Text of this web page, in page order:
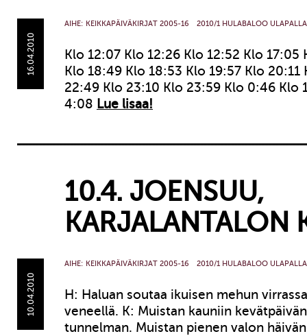
16.04.2010
AIHE: KEIKKAPÄIVÄKIRJAT 2005-16 2010/1 HULABALOO ULAPALLA
Klo 12:07 Klo 12:26 Klo 12:52 Klo 17:05
Klo 18:49 Klo 18:53 Klo 19:57 Klo
22:49 Klo 23:10 Klo 23:59 Klo 0:46 Klo
4:08 Lue lisaa!
10.4. JOENSUU,
KARJALANTALON
10.04.2010
AIHE: KEIKKAPÄIVÄKIRJAT 2005-16 2010/1 HULABALOO ULAPALLA
H: Haluan soutaa ikuisen mehun
veneellä. K: Muistan kauniin
tunnelman. Muistan pienen valon